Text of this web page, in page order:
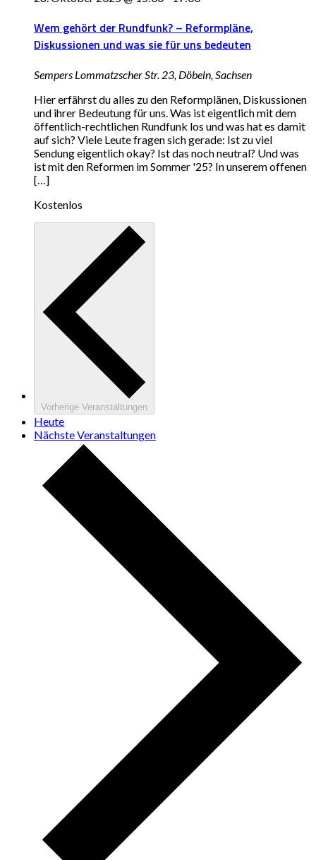
Wem gehört der Rundfunk? – Reformpläne,
Diskussionen und was sie für uns bedeuten
Sempers Lommatzscher Str. 23, Döbeln, Sachsen
Hier erfährst du alles zu den Reformplänen, Diskussionen
und ihrer Bedeutung für uns. Was ist eigentlich mit dem
öffentlich-rechtlichen Rundfunk los und was hat es damit
auf sich? Viele Leute fragen sich gerade: Ist zu viel
Sendung eigentlich okay? Ist das noch neutral? Und was
ist mit den Reformen im Sommer '25? In unserem offenen
[…]
Kostenlos
Vorherige Veranstaltungen
Heute
NächsteVeranstaltungen